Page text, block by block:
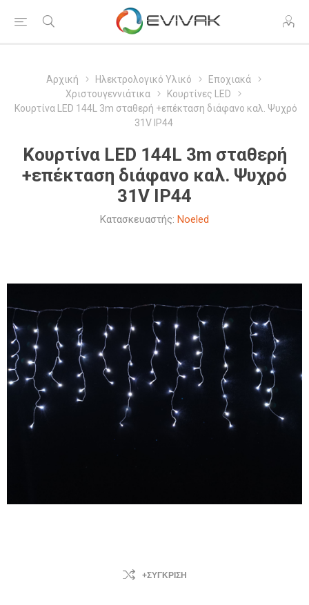
Αρχική Ηλεκτρολογικό Υλικό
Εποχιακά
Χριστουγεννιάτικα
Κουρτίνες LED
Κουρτίνα LED 144L 3m σταθερή +επέκταση διάφανο καλ. Ψυχρό
31V IP44
Κουρτίνα LED 144L 3m σταθερή
+επέκταση διάφανο καλ. Ψυχρό
31V IP44
Κατασκευαστής: Noeled
+ΣΎΓΚΡΙΣΗ